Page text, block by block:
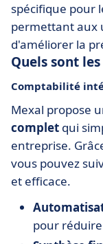
spécifique pour
permettant aux
d'améliorer la
Quels sont
Comptabilité
Mexal propose
complet qui
entreprise.
vous pouvez
et efficace.
pour